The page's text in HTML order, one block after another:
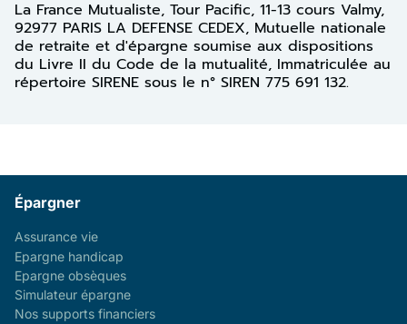
La France Mutualiste, Tour Pacific, 11-13 cours Valmy,
92977 PARIS LA DEFENSE CEDEX, Mutuelle nationale
de retraite et d'épargne soumise aux dispositions
du Livre II du Code de la mutualité, Immatriculée au
répertoire SIRENE sous le n° SIREN 775 691 132.
Épargner
Assurance vie
Epargne handicap
Epargne obsèques
Simulateur épargne
Nos supports financiers